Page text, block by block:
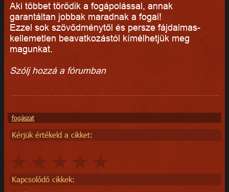
Aki többet törődik a fogápolással, annak
garantáltan jobbak maradnak a fogai!
Ezzel sok szövődménytől és persze fájdalmas-
kellemetlen beavatkozástól kímélhetjük meg
magunkat.
Szólj hozzá a fórumban
fogászat
Kérjük értékeld a cikket:
Kapcsolódó cikkek: